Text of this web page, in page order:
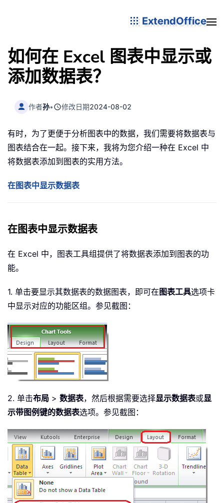
ExtendOffice
如何在 Excel 图表中显示或
添加数据表？
作者孙• 修改日期2024-08-02
有时，为了更便于分析图表中的数据，我们需要将数据表与
图表结合在一起。接下来，我将为您介绍一种在 Excel 中
将数据表添加到图表的实用方法。
在图表中显示数据表
在图表中显示数据表
在 Excel 中，图表工具组提供了将数据表添加到图表的功
能。
1. 单击要显示其数据表的数据图表，即可在 图表工具选项卡
中显示对应的功能区组。参见截图：
2. 单击布局 > 数据表，然后根据需要选择显示数据表或显
示带图例键的数据表选项。参见截图：